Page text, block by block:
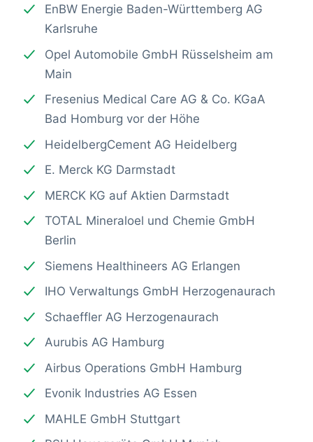
EnBW Energie Baden-Württemberg AG
Karlsruhe
Opel Automobile GmbH Rüsselsheim am
Main
Fresenius Medical Care AG & Co. KGaA
Bad Homburg vor der Höhe
HeidelbergCement AG Heidelberg
E. Merck KG Darmstadt
MERCK KG auf Aktien Darmstadt
TOTAL Mineraloel und Chemie GmbH
Berlin
Siemens Healthineers AG Erlangen
IHO Verwaltungs GmbH Herzogenaurach
Schaeffler AG Herzogenaurach
Aurubis AG Hamburg
Airbus Operations GmbH Hamburg
Evonik Industries AG Essen
MAHLE GmbH Stuttgart